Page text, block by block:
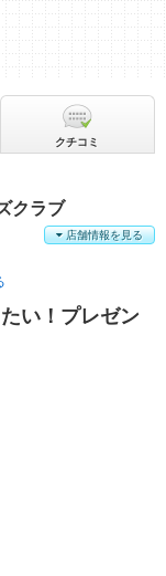
クラブ
店舗情報を見る
クチコミ
い！プレゼン